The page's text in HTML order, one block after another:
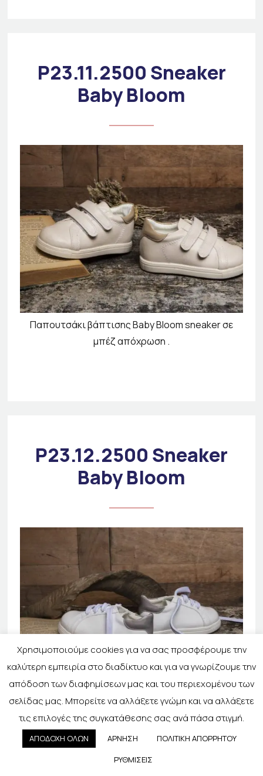
P23.11.2500 Sneaker
Baby Bloom
Παπουτσάκι βάπτισης Baby Bloom sneaker σε
μπέζ απόχρωση .
P23.12.2500 Sneaker
Baby Bloom
Παπουτσάκι βάπτισης Baby Bloom sneaker σε
λευκό με γκρί στο…
Χρησιμοποιούμε cookies για να σας προσφέρουμε την
καλύτερη εμπειρία στο διαδίκτυο και για να γνωρίζουμε την
απόδοση των διαφημίσεων μας και του περιεχομένου των
σελίδας μας. Μπορείτε να αλλάξετε γνώμη και να αλλάξετε
τις επιλογές της συγκατάθεσης σας ανά πάσα στιγμή.
ΑΠΟΔΟΧΗ ΟΛΩΝ ΑΡΝΗΣΗ
ΠΟΛΙΤΙΚΗ ΑΠΟΡΡΗΤΟΥ
ΡΥΘΜΙΣΕΙΣ